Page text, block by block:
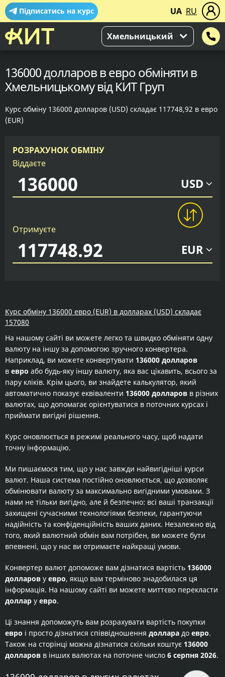
Підписатись на курс UA RU
Хмельницький
136000 долларов в евро обміняти в
Хмельницькому від КИТ Груп
Курс обміну 136000 долларов (USD) складає 117748,92 в евро
(EUR)
РОЗРАХУНОК ОБМІНУ
Віддаєте
USD
Отримуєте
EUR
Курс обміну 136000 евро (EUR) в долларах (USD) складає
157080
На нашому сайті ви можете легко та швидко обміняти одну
валюту на іншу за допомогою зручного конвертера.
Наприклад, ви можете конвертувати 136000 долларов
в евро або будь-яку іншу валюту, яка вас цікавить, всього за
пару кліків. Крім цього, ви знайдете калькулятор, який
автоматично показує еквіваленти 136000 долларов в різних
валютах, що допомагає орієнтуватися в поточних курсах і
приймати вигідні рішення.
Курс оновлюється в режимі реального часу, щоб надати
точну інформацію.
Ми пишаємося тим, що у нас завжди найвигідніші курси
валют. Наша система постійно оновлюється, що дозволяє
обмінювати валюту за максимально вигідними умовами. З
нами не тільки вигідно, але й безпечно: всі ваші транзакції
захищені сучасними технологіями безпеки, гарантуючи
надійність та конфіденційність ваших даних. Незалежно від
того, який валютний обмін вам потрібен, ви можете бути
впевнені, що у нас ви отримаєте найкращі умови.
Конвертер валют допоможе вам дізнатися вартість 136000
долларов у евро, якщо вам терміново знадобилася ця
інформація. На нашому сайті ви можете миттєво перекласти
доллар у евро.
Ці знання допоможуть вам розрахувати вартість покупки
евро і просто дізнатися співвідношення доллара до евро.
Також на сторінці можна дізнатися скільки коштує 136000
долларов в інших валютах на поточне число 6 серпня 2026.